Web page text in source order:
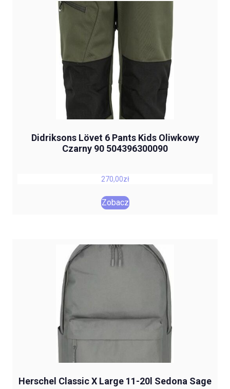
Didriksons Lövet 6 Pants Kids Oliwkowy
Czarny 90 504396300090
270,00zł
Zobacz
Herschel Classic X Large 11-20l Sedona Sage